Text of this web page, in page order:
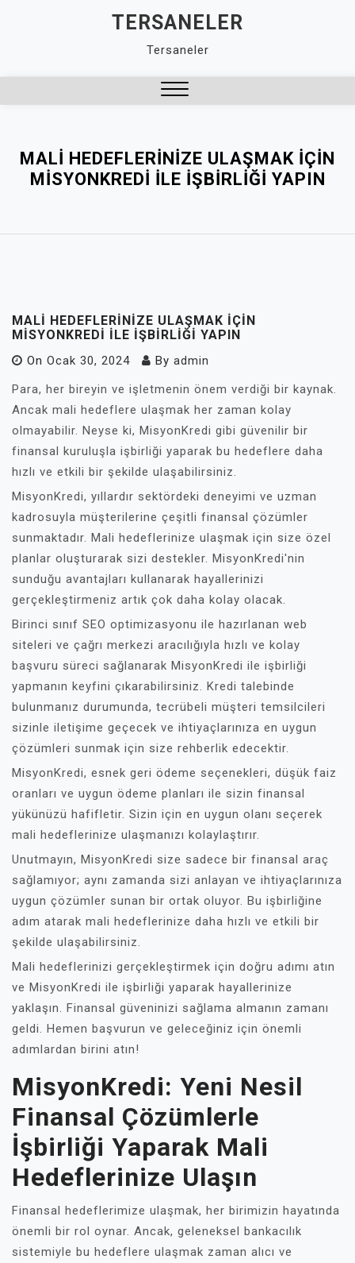
TERSANELER
Tersaneler
MALI HEDEFLERINIZE ULAŞMAK İÇIN
MISYONKREDI İLE İŞBIRLIĞI YAPIN
MALI HEDEFLERINIZE ULAŞMAK İÇIN
MISYONKREDI İLE İŞBIRLIĞI YAPIN
On Ocak 30, 2024 By admin
Para, her bireyin ve işletmenin önem verdiği bir kaynak.
Ancak mali hedeflere ulaşmak her zaman kolay
olmayabilir. Neyse ki, MisyonKredi gibi güvenilir bir
finansal kuruluşla işbirliği yaparak bu hedeflere daha
hızlı ve etkili bir şekilde ulaşabilirsiniz.
MisyonKredi, yıllardır sektördeki deneyimi ve uzman
kadrosuyla müşterilerine çeşitli finansal çözümler
sunmaktadır. Mali hedeflerinize ulaşmak için size özel
planlar oluşturarak sizi destekler. MisyonKredi'nin
sunduğu avantajları kullanarak hayallerinizi
gerçekleştirmeniz artık çok daha kolay olacak.
Birinci sınıf SEO optimizasyonu ile hazırlanan web
siteleri ve çağrı merkezi aracılığıyla hızlı ve kolay
başvuru süreci sağlanarak MisyonKredi ile işbirliği
yapmanın keyfini çıkarabilirsiniz. Kredi talebinde
bulunmanız durumunda, tecrübeli müşteri temsilcileri
sizinle iletişime geçecek ve ihtiyaçlarınıza en uygun
çözümleri sunmak için size rehberlik edecektir.
MisyonKredi, esnek geri ödeme seçenekleri, düşük faiz
oranları ve uygun ödeme planları ile sizin finansal
yükünüzü hafifletir. Sizin için en uygun olanı seçerek
mali hedeflerinize ulaşmanızı kolaylaştırır.
Unutmayın, MisyonKredi size sadece bir finansal araç
sağlamıyor; aynı zamanda sizi anlayan ve ihtiyaçlarınıza
uygun çözümler sunan bir ortak oluyor. Bu işbirliğine
adım atarak mali hedeflerinize daha hızlı ve etkili bir
şekilde ulaşabilirsiniz.
Mali hedeflerinizi gerçekleştirmek için doğru adımı atın
ve MisyonKredi ile işbirliği yaparak hayallerinize
yaklaşın. Finansal güveninizi sağlama almanın zamanı
geldi. Hemen başvurun ve geleceğiniz için önemli
adımlardan birini atın!
MisyonKredi: Yeni Nesil
Finansal Çözümlerle
İşbirliği Yaparak Mali
Hedeflerinize Ulaşın
Finansal hedeflerimize ulaşmak, her birimizin hayatında
önemli bir rol oynar. Ancak, geleneksel bankacılık
sistemiyle bu hedeflere ulaşmak zaman alıcı ve